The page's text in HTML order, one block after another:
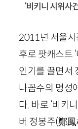
‘비키니 시위사
2011년 서울
후로 팟캐스트
인기를 끌면서
나꼼수의 명성
다. 바로 ‘비키
버 정봉주(鄭